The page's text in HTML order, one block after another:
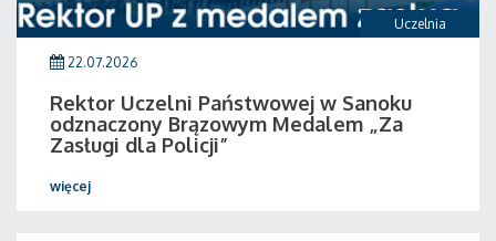
Uczelnia
22.07.2026
Rektor Uczelni Państwowej w Sanoku
odznaczony Brązowym Medalem „Za
Zasługi dla Policji”
więcej